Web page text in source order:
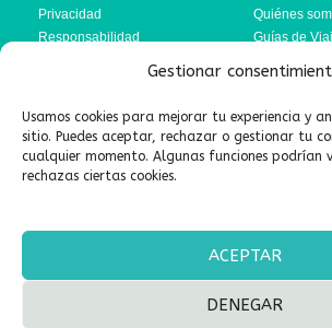
Gestionar
Usamos cookies para mejorar tu experiencia y
sitio. Puedes aceptar, rechazar o gestionar tu
cualquier momento. Algunas funciones podrían
rechazas ciertas cookies.
ACEPTAR
DENEGAR
Privacidad
Responsabilidad
Quiénes
Guías de
DESTINOS
Turquía
Marruecos
SÍGUENOS